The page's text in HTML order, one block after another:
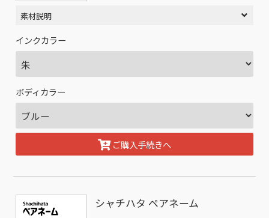
素材説明
インクカラー
ボディカラー
ご購入手続きへ
シャチハタ ペアネーム